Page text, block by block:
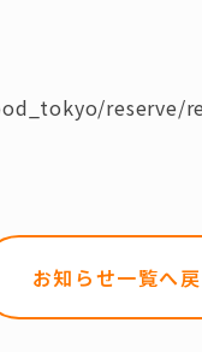
reserve/
お知らせ一覧へ